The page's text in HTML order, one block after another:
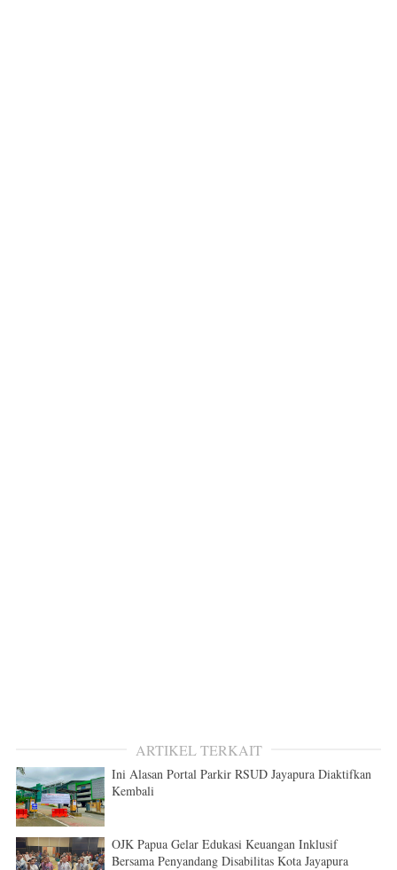
ARTIKEL TERKAIT
Ini Alasan Portal Parkir RSUD Jayapura Diaktifkan
Kembali
OJK Papua Gelar Edukasi Keuangan Inklusif
Bersama Penyandang Disabilitas Kota Jayapura